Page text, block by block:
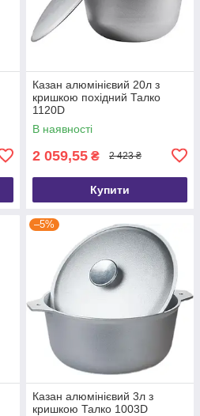
Казан алюмінієвий 20л з
кришкою похідний Талко
1120D
В наявності
2 059,55 ₴ 2 423 ₴
Купити
–5%
Казан алюмінієвий 3л з
кришкою Талко 1003D